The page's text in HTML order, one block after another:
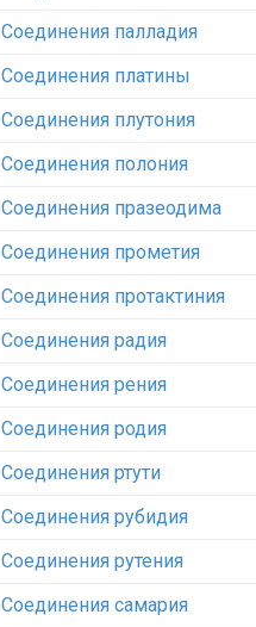
Соединения палладия‎
Соединения платины‎
Соединения плутония‎
Соединения полония‎
Соединения празеодима‎
Соединения прометия‎
Соединения протактиния‎
Соединения радия‎
Соединения рения‎
Соединения родия‎
Соединения ртути‎
Соединения рубидия‎
Соединения рутения‎
Соединения самария‎